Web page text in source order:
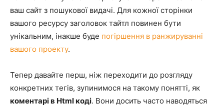
ваш сайт з пошукової видачі. Для кожної сторінки
вашого ресурсу заголовок тайтл повинен бути
унікальним, інакше буде погіршення в ранжируванні
вашого проекту.
Тепер давайте перш, ніж переходити до розгляду
конкретних тегів, зупинимося на такому понятті, як
коментарі в Html коді. Вони досить часто наводяться